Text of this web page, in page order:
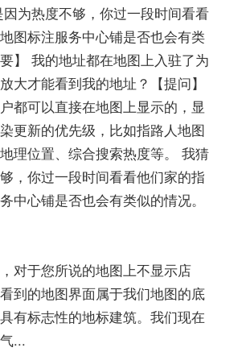
为热度不够，你过一段时间看看
图标注服务中心铺是否也会有类
】 我的地址都在地图上入驻了为
大才能看到我的地址？【提问】
都可以直接在地图上显示的，显
更新的优先级，比如指路人地图
理位置、综合搜索热度等。 我猜
，你过一段时间看看他们家的指
中心铺是否也会有类似的情况。
对于您所说的地图上不显示店
到的地图界面属于我们地图的底
有标志性的地标建筑。我们现在
...